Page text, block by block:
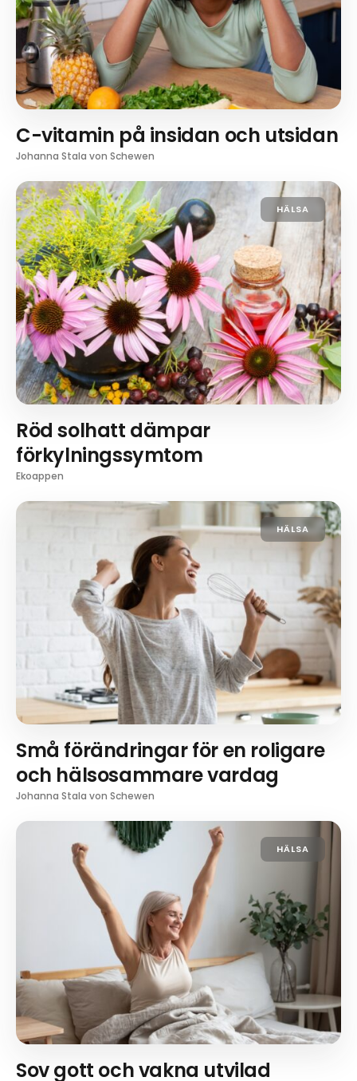
C-vitamin på insidan och utsidan
Johanna Stala von Schewen
HÄLSA
Röd solhatt dämpar
förkylningssymtom
Ekoappen
HÄLSA
Små förändringar för en roligare
och hälsosammare vardag
Johanna Stala von Schewen
HÄLSA
Sov gott och vakna utvilad